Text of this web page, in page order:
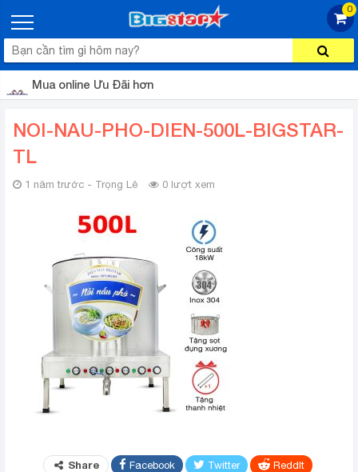
0
Mua online Ưu Đãi hơn
NOI-NAU-PHO-DIEN-500L-BIGSTAR-
TL
1 năm trước - Trọng Lê 0 lượt xem
Share Facebook Twitter
ReddIt